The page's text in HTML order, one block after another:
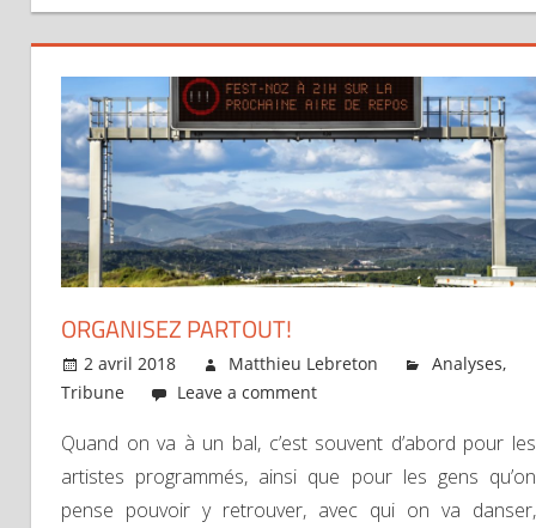
ORGANISEZ PARTOUT!
2 avril 2018 Matthieu Lebreton Analyses,
Tribune
Leave a comment
Quand on va à un bal, c’est souvent d’abord pour les
artistes programmés, ainsi que pour les gens qu’on
pense pouvoir y retrouver, avec qui on va danser,